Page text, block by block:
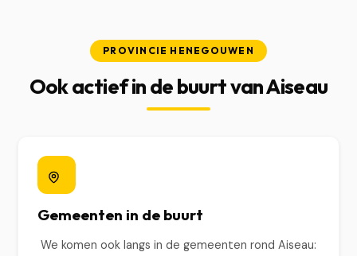
PROVINCIE HENEGOUWEN
Ook actief in de buurt van Aiseau
Gemeenten in de buurt
We komen ook langs in de gemeenten rond Aiseau: